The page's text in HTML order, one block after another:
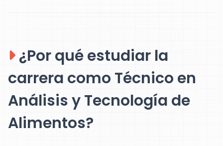
¿Por qué estudiar la
carrera como Técnico en
Análisis y Tecnología de
Alimentos?